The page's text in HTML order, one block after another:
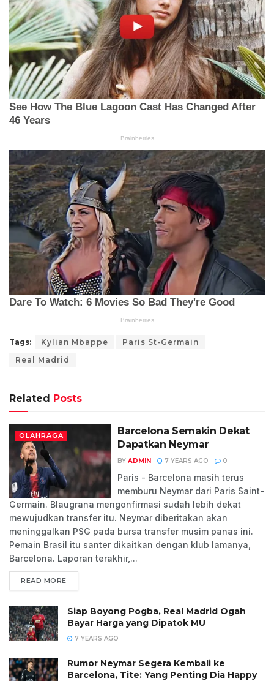
Tags: Kylian Mbappe
Paris St-Germain
Real Madrid
Related Posts
OLAHRAGA
Barcelona Semakin Dekat
Dapatkan Neymar
BY ADMIN 7 YEARS AGO 0
Paris - Barcelona masih terus
memburu Neymar dari Paris Saint-
Germain. Blaugrana mengonfirmasi sudah lebih dekat
mewujudkan transfer itu. Neymar diberitakan akan
meninggalkan PSG pada bursa transfer musim panas ini.
Pemain Brasil itu santer dikaitkan dengan klub lamanya,
Barcelona. Laporan terakhir,...
READ MORE
Siap Boyong Pogba, Real Madrid Ogah
Bayar Harga yang Dipatok MU
7 YEARS AGO
Rumor Neymar Segera Kembali ke
Barcelona, Tite: Yang Penting Dia Happy